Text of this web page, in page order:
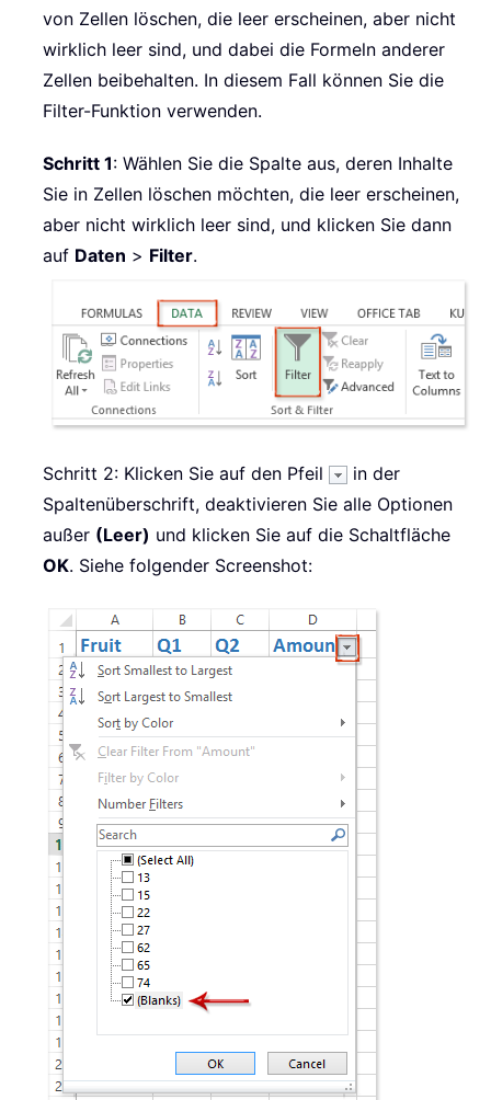
von Zellen löschen, die leer erscheinen, aber nicht
wirklich leer sind, und dabei die Formeln anderer
Zellen beibehalten. In diesem Fall können Sie die
Filter-Funktion verwenden.
Schritt 1: Wählen Sie die Spalte aus, deren Inhalte
Sie in Zellen löschen möchten, die leer erscheinen,
aber nicht wirklich leer sind, und klicken Sie dann
auf Daten > Filter.
Schritt 2: Klicken Sie auf den Pfeil
in der
Spaltenüberschrift, deaktivieren Sie alle Optionen
außer (Leer) und klicken Sie auf die Schaltfläche
OK. Siehe folgender Screenshot: